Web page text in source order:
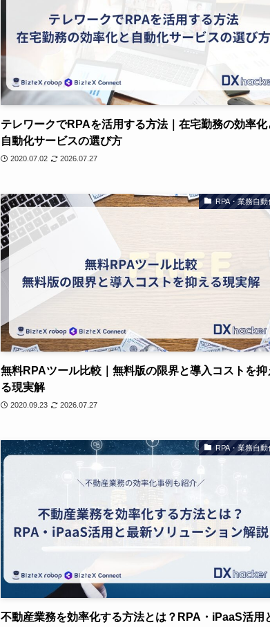
テレワークでRPAを活用する方法｜在宅勤務の効率化
自動化サービスの選び方
2020.07.02 2026.07.27
RPA・業務自動
無料RPAツール比較｜無料版の限界と導入コストを抑
る現実解
2020.09.23 2026.07.27
RPA・業務自動
不動産業務を効率化する方法とは？RPA・iPaaS活用